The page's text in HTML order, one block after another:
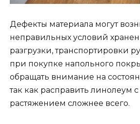
Дефекты материала могут
неправильных условий
разгрузки, транспортировки
при покупке напольного
обращать внимание на
так как расправить линолеум
растяжением сложнее всего.